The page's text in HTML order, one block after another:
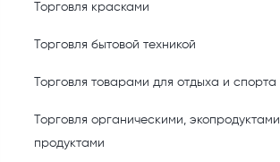
Торговля красками
Торговля бытовой техникой
Торговля товарами для отдыха и спорта
Торговля органическими, экопродуктами
продуктами